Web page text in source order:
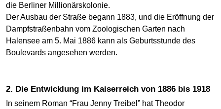
die Berliner Millionärskolonie.
Der Ausbau der Straße begann 1883, und die Eröffnung der
Dampfstraßenbahn vom Zoologischen Garten nach
Halensee am 5. Mai 1886 kann als Geburtsstunde des
Boulevards angesehen werden.
2. Die Entwicklung im Kaiserreich von 1886 bis 1918
In seinem Roman “Frau Jenny Treibel” hat Theodor